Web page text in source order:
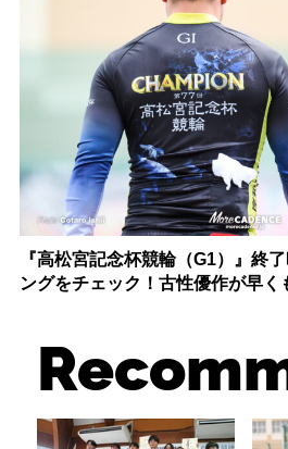
『高松宮記念杯競輪（G1）』終
ングをチェック！古性優作が早く